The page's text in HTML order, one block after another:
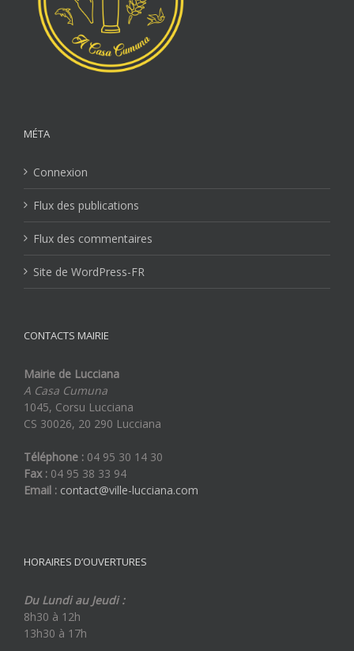
MÉTA
Connexion
Flux des publications
Flux des commentaires
Site de WordPress-FR
CONTACTS MAIRIE
Mairie de Lucciana
A Casa Cumuna
1045, Corsu Lucciana
CS 30026, 20 290 Lucciana
Téléphone : 04 95 30 14 30
Fax : 04 95 38 33 94
Email : contact@ville-lucciana.com
HORAIRES D’OUVERTURES
Du Lundi au Jeudi :
8h30 à 12h
13h30 à 17h